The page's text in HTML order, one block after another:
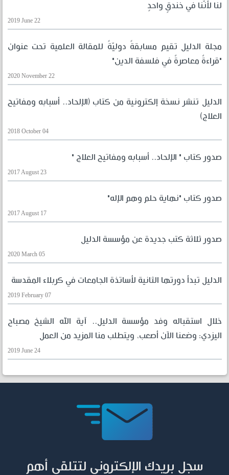
لنا لأنّنا في خندقٍ واحدٍ
2019 June 22
مجلة الدليل تقيم مسابقةً دوليّةً للمقالة العلمية تحت عنوان
"قراءةٌ معاصرةٌ في فلسفة الدين"
2020 November 22
الدليل تنشر نسخة إلكترونية من كتاب (الإلحاد.. أسبابه ومفاتيح
العلاج)
2018 October 04
صدور كتاب " الإلحاد.. أسبابه ومفاتيح العلاج "
2017 August 23
صدور كتاب "نهاية حلم وهم الإله"
2017 August 17
صدور ثلاثة كتب جديدة عن مؤسسة الدليل
2020 March 05
الدليل تبدأ دورتها الثانية لأساتذة الجامعات في كربلاء المقدسة
2019 February 07
خلال استقباله وفد مؤسسة الدليل.. آية الله الشيخ مصباح
اليزدي: وضعنا الآن أصعب، ويتطلب منا المزيد من العمل
2019 June 24
سجل بريدك الإلكتروني لتتلقى أهم